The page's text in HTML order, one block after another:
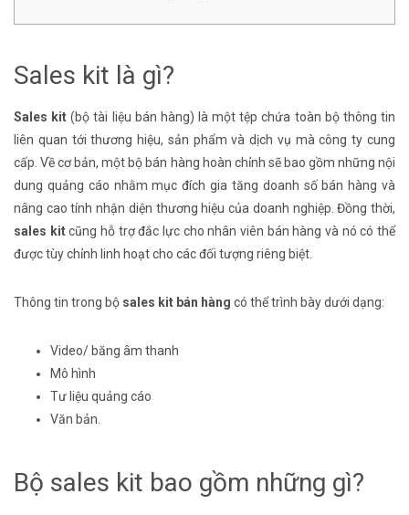
Sales kit là gì?
Sales kit(bộ tài liệu bán hàng) là một tệp chứa toàn bộ thông tin
liên quan tới thương hiệu, sản phẩm và dịch vụ mà công ty cung
cấp. Về cơ bản, một bộ bán hàng hoàn chỉnh sẽ bao gồm những nội
dung quảng cáo nhằm mục đích gia tăng doanh số bán hàng và
nâng cao tính nhận diện thương hiệu của doanh nghiệp. Đồng thời,
sales kitcũng hỗ trợ đắc lực cho nhân viên bán hàng và nó có thể
được tùy chỉnh linh hoạt cho các đối tượng riêng biệt.
Thông tin trong bộ sales kit bán hàng có thể trình bày dưới dạng:
Video/ băng âm thanh
Mô hình
Tư liệu quảng cáo
Văn bản.
Bộ sales kit bao gồm những gì?